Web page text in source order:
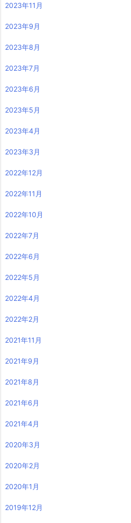
2023年11月
2023年9月
2023年8月
2023年7月
2023年6月
2023年5月
2023年4月
2023年3月
2022年12月
2022年11月
2022年10月
2022年7月
2022年6月
2022年5月
2022年4月
2022年2月
2021年11月
2021年9月
2021年8月
2021年6月
2021年4月
2020年3月
2020年2月
2020年1月
2019年12月